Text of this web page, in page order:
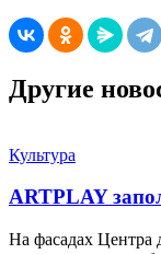
Другие
Культура
ARTPLAY
На фасадах Центра